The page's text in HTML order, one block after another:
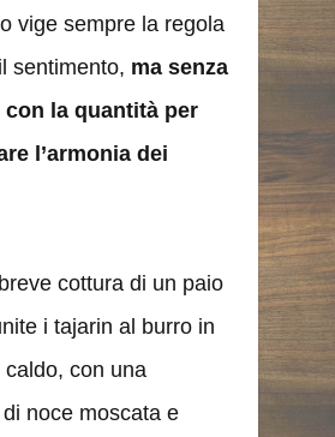
vige sempre la regola
sentimento, ma senza
con la quantità per
l’armonia dei
cottura di un paio
i tajarin al burro in
caldo, con una
noce moscata e